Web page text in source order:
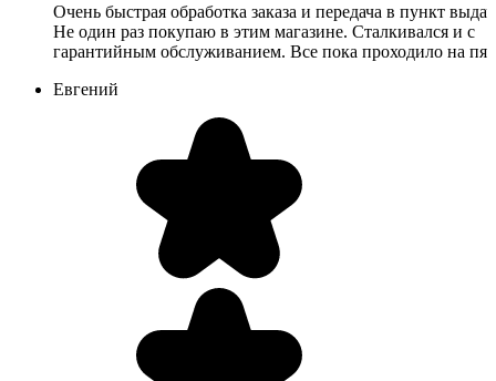
Очень быстрая обработка заказа и передача в пункт
Не один раз покупаю в этим магазине. Сталкивался и с
гарантийным обслуживанием. Все пока проходило на
Евгений